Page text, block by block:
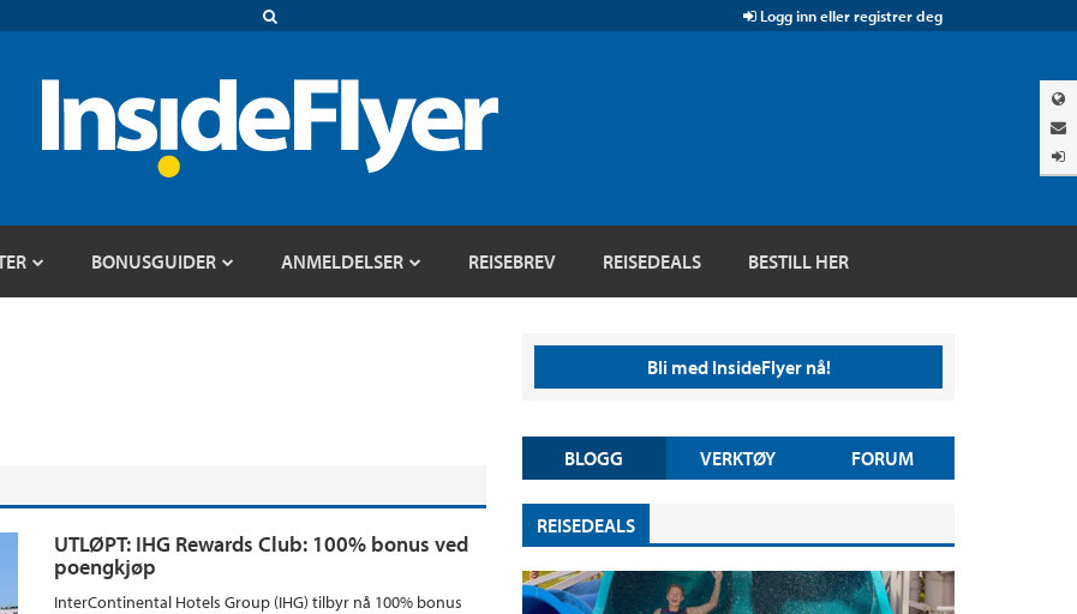
Logg inn eller registrer deg
BONUSGUIDER ANMELDELSER REISEBREV REISEDEALS BESTILL HER
UTLØPT: IHG Rewards Club: 100% bonus ved
poengkjøp
InterContinental Hotels Group (IHG) tilbyr nå 100% bonus
Bli med InsideFlyer nå!
BLOGG VERKTØY FORUM
REISEDEALS